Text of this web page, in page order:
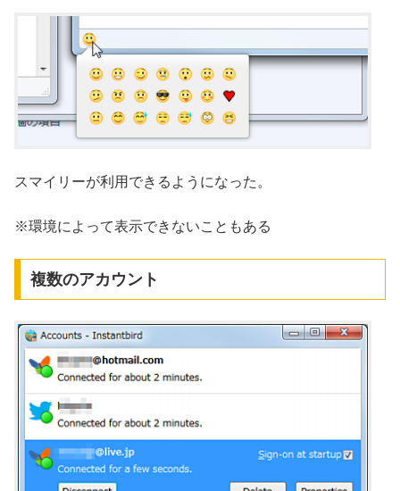
スマイリーが利用できるようになった。
※環境によって表示できないこともある
複数のアカウント